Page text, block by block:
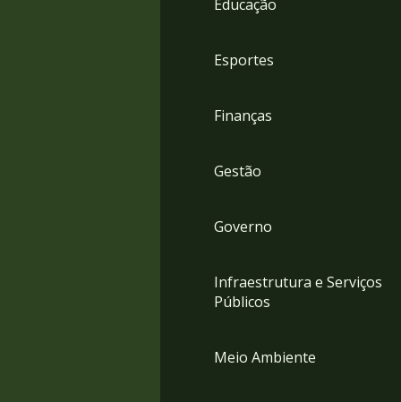
Educação
Esportes
Finanças
Gestão
Governo
Infraestrutura e Serviços
Públicos
Meio Ambiente